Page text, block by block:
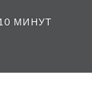
МИНУТ